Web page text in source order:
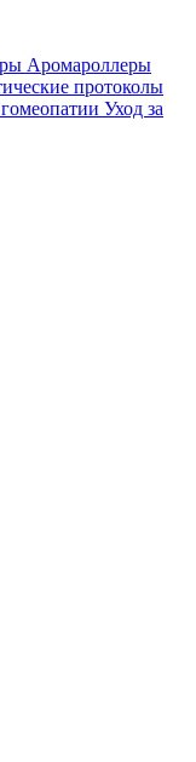
Аромароллеры
протоколы
Уход за